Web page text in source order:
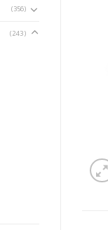
(356)
(243)